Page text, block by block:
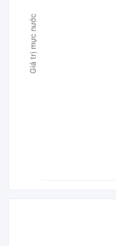
Giá trị mực nước